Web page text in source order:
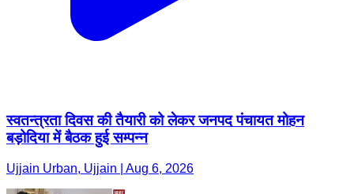
स्वतन्त्रता दिवस की तैयारी को लेकर जनपद पंचायत मोहन
बड़ोदिया में बैठक हुई सम्पन्न
Ujjain Urban, Ujjain | Aug 6, 2026